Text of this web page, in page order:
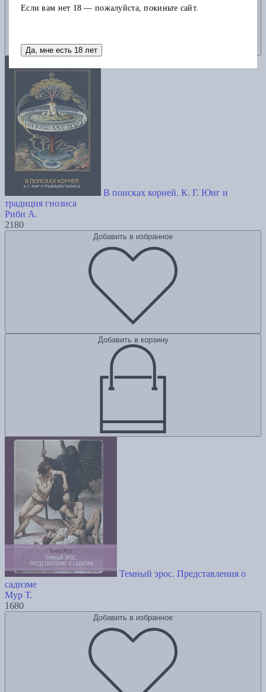
В поисках корней. К. Г. Юнг и
традиция гнозиса
Риби А.
2180
Добавить в избранное
Добавить в корзину
Темный эрос. Представления о
садизме
Мур Т.
1680
Добавить в избранное
Если вам нет 18 — пожалуйста, покиньте сайт.
Да, мне есть 18 лет